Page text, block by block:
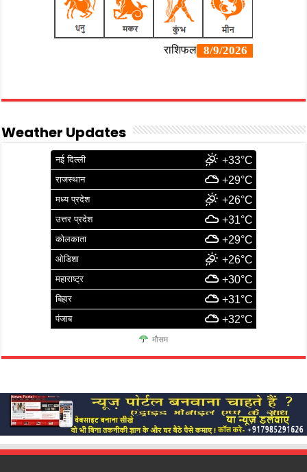
Weather Updates
नई दिल्ली +33°C
राजस्थान +29°C
मध्य प्रदेश +26°C
उत्तर प्रदेश +31°C
कोलकाता +29°C
ओडिशा +26°C
महाराष्ट्र +30°C
बिहार +31°C
पंजाब +32°C
मौसम